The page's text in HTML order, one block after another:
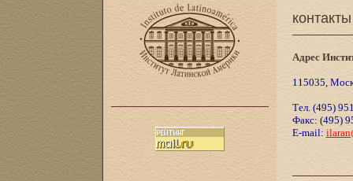
контакты
Адрес
115035,
Тел. (495)
Факс: (495)
E-mail: